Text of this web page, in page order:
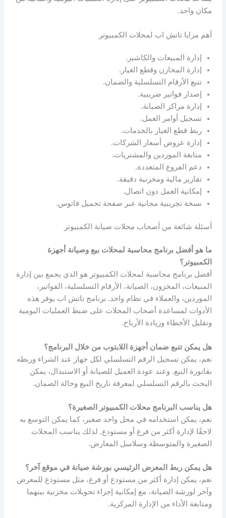
مكان واحد.
أهم مزايا تاتش اب لمحلات الكمبيوتر
إدارة المبيعات والكاشير.
إدارة المخازن وقطع الغيار.
تتبع الأرقام التسلسلية والضمان.
إصدار فواتير ضريبية.
إدارة مراكز الصيانة.
تسجيل أوامر العمل.
ربط قطع الغيار بالخدمات.
إدارة عروض أسعار الشركات.
متابعة الموردين والمشتريات.
دعم الفروع المتعددة.
تقارير مالية ومخزنية دقيقة.
إمكانية العمل دون اتصال.
نسخة تجريبية مجانية عبر صفحة تحميل فاتوس.
أسئلة شائعة من أصحاب محلات صيانة الكمبيوتر
ما هو أفضل برنامج محاسبة لمحلات بيع وصيانة أجهزة
الكمبيوتر؟
أفضل برنامج محاسبة لمحلات الكمبيوتر هو الذي يجمع بين إدارة
المبيعات، المخزون، الصيانة، الأرقام التسلسلية، الفواتير،
الموردين، والعملاء في نظام واحد. برنامج تاتش اب يوفر هذه
الأدوات لمساعدة أصحاب المحلات على ضبط العمليات اليومية
وتقليل الأخطاء وزيادة الأرباح.
هل يمكن تتبع ضمان أجهزة اللابتوب من خلال البرنامج؟
نعم، يمكن تسجيل الرقم التسلسلي لكل جهاز عند الشراء وربطه
بفاتورة البيع. وعند عودة العميل للصيانة أو الاستبدال، يمكن
البحث بالرقم التسلسلي لمعرفة تاريخ البيع وحالة الضمان.
هل يناسب البرنامج محلات الكمبيوتر الصغيرة؟
نعم، يمكن استخدامه في محل واحد صغير، كما يمكن التوسع به
لاحقًا لإدارة أكثر من فرع أو مستودع. لذلك يناسب المحلات
الصغيرة والمتوسطة وسلاسل المعارض.
هل يمكن ربط المعرض الرئيسي بورشة صيانة في موقع آخر؟
نعم، يمكن إدارة أكثر من مستودع أو فرع، مثل مستودع للمعرض
وآخر لورشة الصيانة، مع إمكانية إجراء تحويلات مخزنية بينهما
ومتابعة الأداء من الإدارة المركزية.